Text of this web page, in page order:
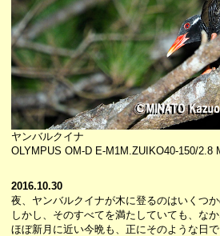
ヤンバルクイナ
OLYMPUS OM-D E-M1M.ZUIKO40-150/2.8
2016.10.30
夜、ヤンバルクイナが木に登るのはいくつか
しかし、そのすべてを満たしていても、な
ほぼ新月に近い今晩も、正にそのような日で